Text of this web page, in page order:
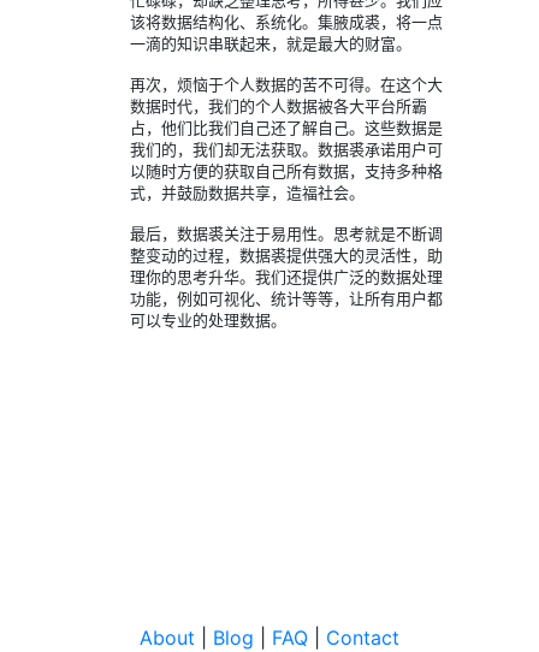
该将数据结构化、系统化。集腋成裘，将一点
一滴的知识串联起来，就是最大的财富。
再次，烦恼于个人数据的苦不可得。在这个大
数据时代，我们的个人数据被各大平台所霸
占，他们比我们自己还了解自己。这些数据是
我们的，我们却无法获取。数据裘承诺用户可
以随时方便的获取自己所有数据，支持多种格
式，并鼓励数据共享，造福社会。
最后，数据裘关注于易用性。思考就是不断调
整变动的过程，数据裘提供强大的灵活性，助
理你的思考升华。我们还提供广泛的数据处理
功能，例如可视化、统计等等，让所有用户都
可以专业的处理数据。
About Blog FAQ Contact